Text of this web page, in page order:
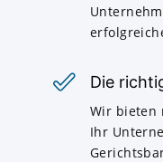
Die
Wir bieten
Ihr